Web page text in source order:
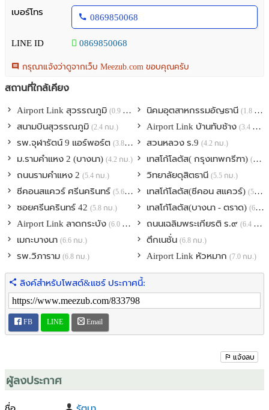
- สวนรอบบ้าน
- บรรยากาศร่มรื่น น่าอยู่ เป็นส่วนตัว
สิ่งอำนวยความสะดวกส่วนกลาง
> สระว่ายน้ำ,ฟิตเนส
> คลับเฮ้าส์, สวนสาธารณะ
ที่ตั้ง : แขวงประเวศ เขตประเวศ กทม. 10250
พิกัด : https://maps.app.goo.gl/v2exf6ZJnvxykPcZ7
สถานที่สำคัญใกล้เคียง
• เซเว่น, โลตัส โกเฟรช, Top Daily
• Mega Bangna, เซ็นทรัลบางนา
• โรบินสันไลฟ์สไตล์ สุวรรณภูมิ
• เดอะพาซิโอมอลล์ ลาดกระบัง
• แม็คโคร ฟู้ดเซอร์วิส ลาดกระบัง
• โฮมโปร ลาดกระบัง, ลิตเติ้ลวอล์ค ลาดกระบัง
• สนามบินสุวรรณภูมิ
• รร.เตรียมอุดมศึกษาพัฒนาการ
• รร.นานาชาติชาร์เตอร์
• รร.นานาชาติแพนเอเชีย
• มหาวิทยาลัยอัสสัมชัญ สุวรรณภูมิ
• รถไฟฟ้าแอร์พอร์ต เรล ลิงก์ สถานีบ้านทับช้าง
ให้เช่าเพียง 65,000 บาทต่อเดือน ขั้นต่ำ 1 ปี
(รวมค่าส่วนกลาง, ค่าดูแลสวน และค่าอินเตอร์เน็ต)
เบอร์โทร
0869850068
LINE ID 0869850068
กรุณาแจ้งว่าดูจากเว็บ Meezub.com ขอบคุณครับ
สถานที่ใกล้เคียง
Airport Link สุวรรณภูมิ (0.9 กม.) นิคมอุตสาหกรรมอัญธานี (1.8 กม.)
สนามบินสุวรรณภูมิ (2.4 กม.) Airport Link บ้านทับช้าง (3.4 กม.)
รพ.จุฬารัตน์ 9 แอร์พอร์ต (3.8 กม.) สวนหลวง ร.9 (4.2 กม.)
ม.รามคำแหง 2 (บางนา) (4.2 กม.) เทสโก้โลตัส( กรุงเทพกรีฑา) (4.7 กม.)
ถนนรามคำแหง 2 (5.4 กม.) วิทยาลัยดุสิตธานี (5.5 กม.)
ซีคอนสแควร์ ศรีนครินทร์ (5.6 กม.) เทสโก้โลตัส(ซีคอน สแควร์) (5.6 กม.)
ซอยศรีนครินทร์ 42 (5.8 กม.) เทสโก้โลตัส(บางนา - ตราด) (6.0 กม.)
Airport Link ลาดกระบัง (6.0 กม.) ถนนเฉลิมพระเกียรติ ร.๙ (6.4 กม.)
เมกะบางนา (6.6 กม.) ตึกเนชั่น (6.8 กม.)
รพ.วิภาราม (6.8 กม.) Airport Link หัวหมาก (7.0 กม.)
ลิงค์สำหรับโพสต์&แชร์ ประกาศนี้:
FB LINE Email
แจ้งลบ
ผู้ลงประกาศ